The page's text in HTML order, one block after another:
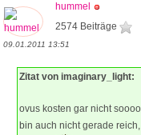
hummel
2574 Beiträge
09.01.2011 13:51
Zitat von imaginary_light:
ovus kosten gar nicht
bin auch nicht gerade